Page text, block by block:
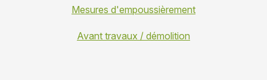
Mesures d'empoussièrement
Avant travaux / démolition